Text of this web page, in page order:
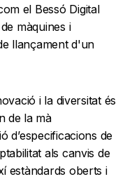
el Bessó Digital
màquines i
llançament d'un
i la diversitat és
de la mà
d’especificacions de
als canvis de
estàndards oberts i